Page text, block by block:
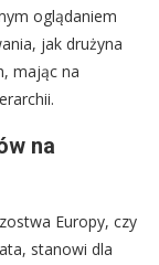
oglądaniem
jak drużyna
mając na
na
Europy, czy
stanowi dla